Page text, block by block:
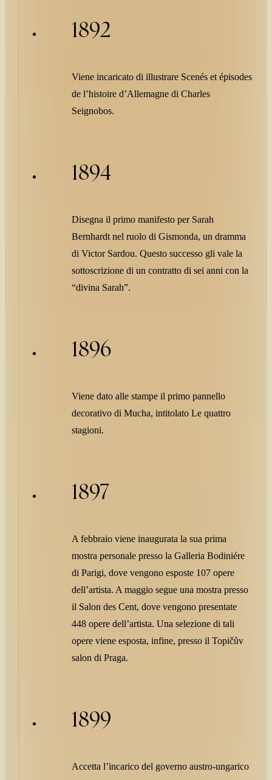
1892
Viene incaricato di illustrare Scenés et épisodes
de l’histoire d’Allemagne di Charles
Seignobos.
1894
Disegna il primo manifesto per Sarah
Bernhardt nel ruolo di Gismonda, un dramma
di Victor Sardou. Questo successo gli vale la
sottoscrizione di un contratto di sei anni con la
“divina Sarah”.
1896
Viene dato alle stampe il primo pannello
decorativo di Mucha, intitolato Le quattro
stagioni.
1897
A febbraio viene inaugurata la sua prima
mostra personale presso la Galleria Bodiniére
di Parigi, dove vengono esposte 107 opere
dell’artista. A maggio segue una mostra presso
il Salon des Cent, dove vengono presentate
448 opere dell’artista. Una selezione di tali
opere viene esposta, infine, presso il Topičův
salon di Praga.
1899
Accetta l’incarico del governo austro-ungarico